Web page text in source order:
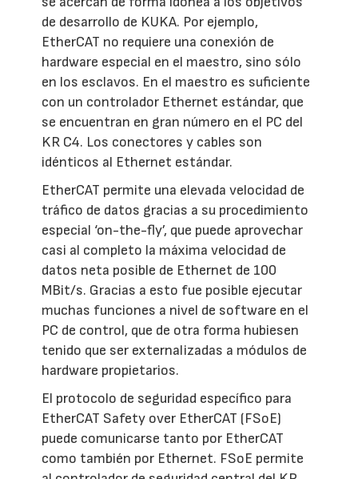
de desarrollo de KUKA. Por ejemplo,
EtherCAT no requiere una conexión de
hardware especial en el maestro, sino sólo
en los esclavos. En el maestro es suficiente
con un controlador Ethernet estándar, que
se encuentran en gran número en el PC del
KR C4. Los conectores y cables son
idénticos al Ethernet estándar.
EtherCAT permite una elevada velocidad de
tráfico de datos gracias a su procedimiento
especial ‘on-the-fly’, que puede aprovechar
casi al completo la máxima velocidad de
datos neta posible de Ethernet de 100
MBit/s. Gracias a esto fue posible ejecutar
muchas funciones a nivel de software en el
PC de control, que de otra forma hubiesen
tenido que ser externalizadas a módulos de
hardware propietarios.
El protocolo de seguridad específico para
EtherCAT Safety over EtherCAT (FSoE)
puede comunicarse tanto por EtherCAT
como también por Ethernet. FSoE permite